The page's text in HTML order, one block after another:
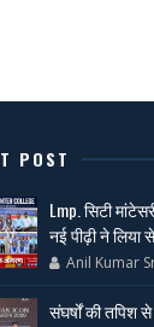
POST
Lmp. सिटी
नई पीढ़ी ने
Anil Kumar
संघर्षों की तपिश